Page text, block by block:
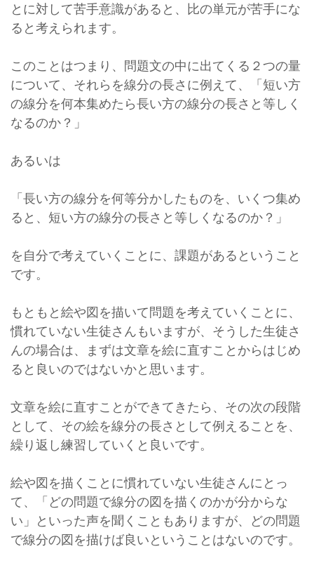
とに対して苦手意識があると、比の単元が苦手にな
ると考えられます。
このことはつまり、問題文の中に出てくる２つの量
について、それらを線分の長さに例えて、「短い方
の線分を何本集めたら長い方の線分の長さと等しく
なるのか？」
あるいは
「長い方の線分を何等分かしたものを、いくつ集め
ると、短い方の線分の長さと等しくなるのか？」
を自分で考えていくことに、課題があるということ
です。
もともと絵や図を描いて問題を考えていくことに、
慣れていない生徒さんもいますが、そうした生徒さ
んの場合は、まずは文章を絵に直すことからはじめ
ると良いのではないかと思います。
文章を絵に直すことができてきたら、その次の段階
として、その絵を線分の長さとして例えることを、
繰り返し練習していくと良いです。
絵や図を描くことに慣れていない生徒さんにとっ
て、「どの問題で線分の図を描くのかが分からな
い」といった声を聞くこともありますが、どの問題
で線分の図を描けば良いということはないのです。